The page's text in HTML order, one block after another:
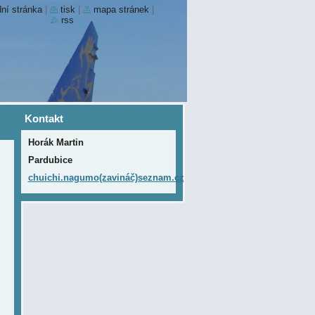
Kontakt
Horák Martin
Pardubice
chuichi.nagumo(zavináč)seznam.cz
stránka tisk mapa stránek
rss